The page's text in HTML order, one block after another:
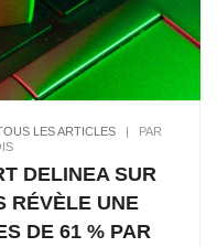
LES ARTICLES|
PAR
DELINEA SUR
RÉVÈLE UNE
DE 61 % PAR